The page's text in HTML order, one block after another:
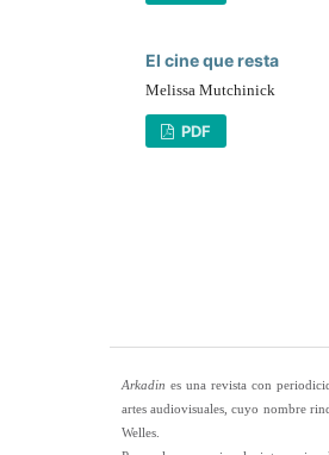
El cine que resta
Melissa Mutchinick
PDF
Arkadin es una revista con
artes audiovisuales, cuyo nombre
Welles.